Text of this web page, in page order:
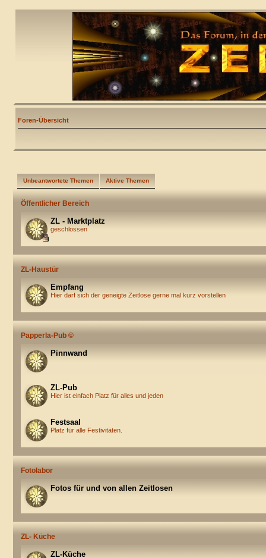
Foren-Übersicht
Unbeantwortete Themen Aktive Themen
Öffentlicher Bereich
ZL - Marktplatz
geschlossen
ZL-Haustür
Empfang
Hier darf sich der geneigte Zeitlose gerne mal kurz vorstellen
Papperla-Pub ©
Pinnwand
ZL-Pub
Hier ist einfach Platz für alles und jeden
Festsaal
Platz für alle Festivitäten.
Fotolabor
Fotos für und von allen Zeitlosen
ZL- Küche
ZL-Küche